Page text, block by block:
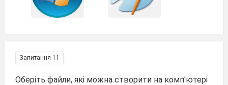
Запитання 11
Оберіть файли, які можна створити на комп'ютері